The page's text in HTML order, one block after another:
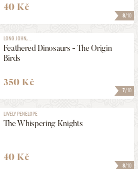
8/10
40 Kč
7/10
LONG JOHN, ...
Feathered Dinosaurs - The Origin
Birds
350 Kč
8/10
LIVELY PENELOPE
The Whispering Knights
40 Kč